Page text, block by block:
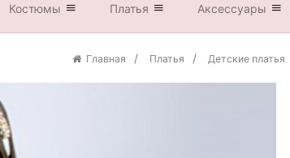
Костюмы Платья Аксессуары
Главная Платья Детские платья